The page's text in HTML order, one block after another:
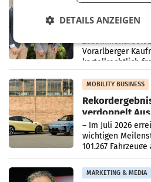
Albrecht setzt
Zusammenarbeit
Vorarlberger
kartellrechtlich
MOBILITY BUSINESS
verdoppelt
überschreitet
– Im Juli 2026
wichtigen
101.267
Ergebnis
verdoppelte (+102
MARKETING & MEDIA
DETAILS ANZEIGEN